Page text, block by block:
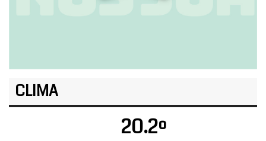
CLIMA
20.2º